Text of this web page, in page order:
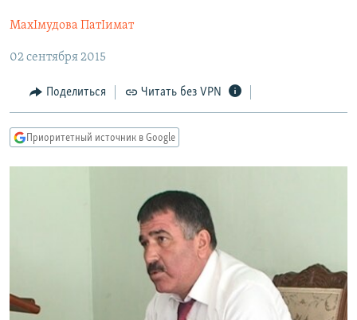
Вернутся
навигации
Вернутся
поиску
МНЕНИЯ
КУЛЬТУРА
IDEL.РЕАЛИИ
СЕВЕР.РЕАЛИИ
РАСПИСАНИЕ ВЕЩАНИЯ
ПОДПИШИТЕСЬ НА РАССЫЛКУ
МахIмудова ПатIимат
02 сентября 2015
Поделиться Читать без VPN
Приоритетный источник в Google